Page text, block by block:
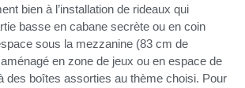
bien à l’installation de rideaux qui
basse en cabane secrète ou en coin
sous la mezzanine (83 cm de
en zone de jeux ou en espace de
des boîtes assorties au thème choisi. Pour